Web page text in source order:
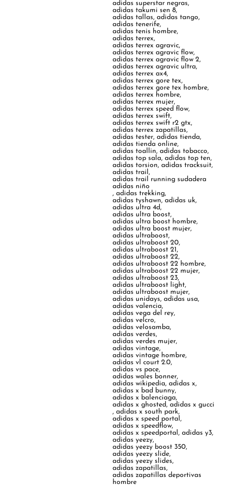
adidas superstar negras,
adidas takumi sen 8,
adidas tallas,adidas tango,
adidas tenerife,
adidas tenis hombre,
adidas terrex,
adidas terrex agravic,
adidas terrex agravic flow,
adidas terrex agravic flow 2,
adidas terrex agravic ultra,
adidas terrex ax4,
adidas terrex gore tex,
adidas terrex gore tex hombre,
adidas terrex hombre,
adidas terrex mujer,
adidas terrex speed flow,
adidas terrex swift,
adidas terrex swift r2 gtx,
adidas terrex zapatillas,
adidas tester,adidas tienda,
adidas tienda online,
adidas toallin,adidas tobacco,
adidas top sala,adidas top ten,
adidas torsion,adidas tracksuit,
adidas trail,
adidas trail running sudadera
adidas niño
,adidas trekking,
adidas tyshawn,adidas uk,
adidas ultra 4d,
adidas ultra boost,
adidas ultra boost hombre,
adidas ultra boost mujer,
adidas ultraboost,
adidas ultraboost 20,
adidas ultraboost 21,
adidas ultraboost 22,
adidas ultraboost 22 hombre,
adidas ultraboost 22 mujer,
adidas ultraboost 23,
adidas ultraboost light,
adidas ultraboost mujer,
adidas unidays,adidas usa,
adidas valencia,
adidas vega del rey,
adidas velcro,
adidas velosamba,
adidas verdes,
adidas verdes mujer,
adidas vintage,
adidas vintage hombre,
adidas vl court 2.0,
adidas vs pace,
adidas wales bonner,
adidas wikipedia,adidas x,
adidas x bad bunny,
adidas x balenciaga,
adidas x ghosted,adidas x gucci
,adidas x south park,
adidas x speed portal,
adidas x speedflow,
adidas x speedportal,adidas y3,
adidas yeezy,
adidas yeezy boost 350,
adidas yeezy slide,
adidas yeezy slides,
adidas zapatillas,
adidas zapatillas deportivas
hombre